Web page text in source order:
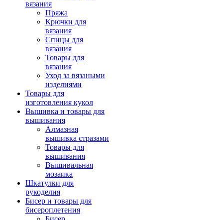
вязания
Пряжа
Крючки для
вязания
Спицы для
вязания
Товары для
вязания
Уход за вязаными
изделиями
Товары для
изготовления кукол
Вышивка и товары для
вышивания
Алмазная
вышивка стразами
Товары для
вышивания
Вышивальная
мозаика
Шкатулки для
рукоделия
Бисер и товары для
бисероплетения